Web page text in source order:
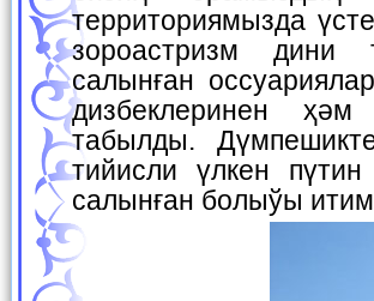
территориямызда
зороастризм дини
салынған
дизбеклеринен
табылды.
тийисли үлкен
салынған болыўы